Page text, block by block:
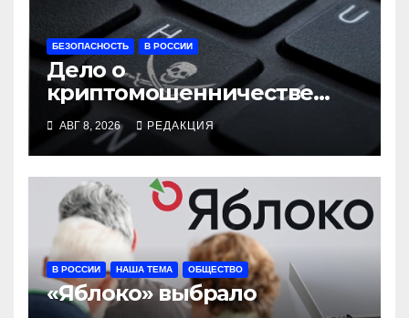
БЕЗОПАСНОСТЬ В РОССИИ
Дело о
криптомошенничестве
оборачивают в содействие
терроризму
АВГ 8, 2026 РЕДАКЦИЯ
В РОССИИ НАША ТЕМА ОБЩЕСТВО
«Яблоко» выбрало